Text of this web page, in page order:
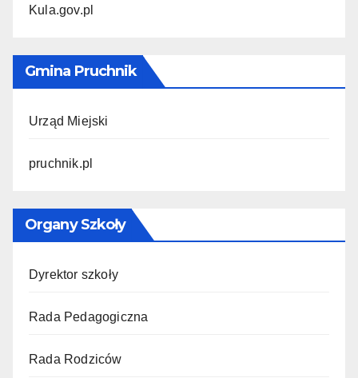
Kula.gov.pl
Gmina Pruchnik
Urząd Miejski
pruchnik.pl
Organy Szkoły
Dyrektor szkoły
Rada Pedagogiczna
Rada Rodziców